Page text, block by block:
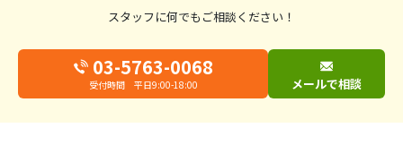
スタッフに何でもご相談ください！
03-5763-0068
受付時間 平日9:00-18:00 メールで相談